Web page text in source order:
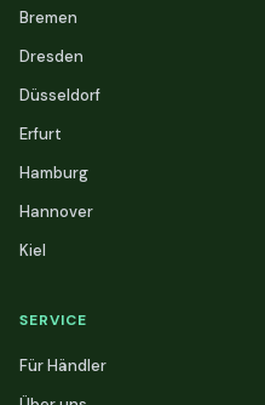
Bremen
Dresden
Düsseldorf
Erfurt
Hamburg
Hannover
Kiel
SERVICE
Für Händler